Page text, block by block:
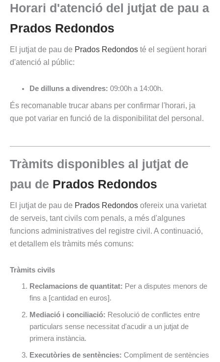
Horari d'atenció del jutjat de pau a
Prados Redondos
El jutjat de pau de Prados Redondos té el següent horari
d'atenció al públic:
De dilluns a divendres: 09:00h a 14:00h.
És recomanable trucar abans per confirmar l'horari, ja
que pot variar en funció de la disponibilitat del personal.
Tràmits disponibles al jutjat de
pau de Prados Redondos
El jutjat de pau de Prados Redondos ofereix una varietat
de serveis, tant civils com penals, a més d'algunes
funcions administratives del registre civil. A continuació,
et detallem els tràmits més comuns:
Tràmits civils
Reclamacions de quantitat: Per a disputes menors de
fins a [cantidad en euros].
Mediació i conciliació: Resolució de conflictes entre
particulars sense necessitat d'acudir a un jutjat de
primera instància.
Executòries de sentències: Compliment de sentències